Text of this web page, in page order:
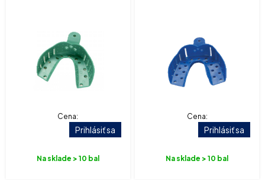
Cena:
Prihlásiť sa
Na sklade > 10 bal
Cena:
Prihlásiť sa
Na sklade > 10 bal